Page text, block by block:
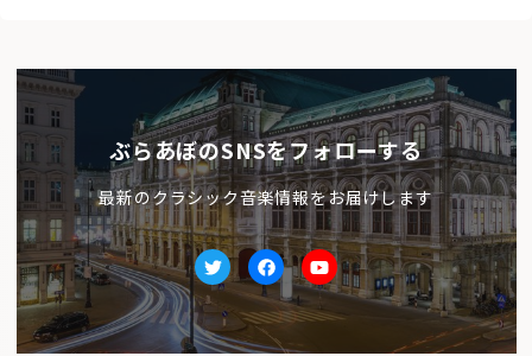
ぶらあぼのSNSをフォローする
最新のクラシック音楽情報をお届けします
TwitterfacebookYoutube